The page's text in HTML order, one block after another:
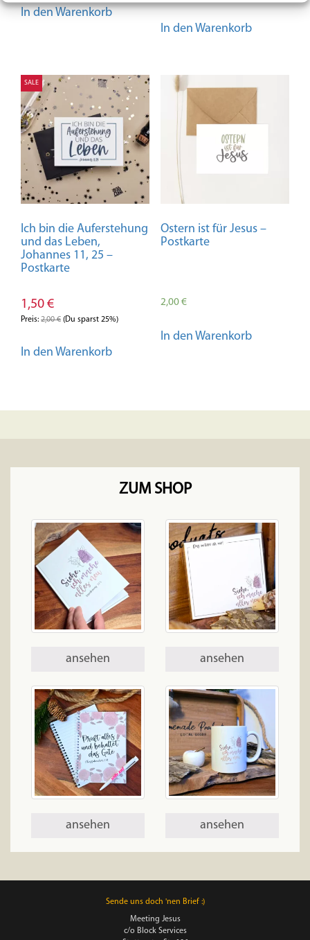
In den Warenkorb
In den Warenkorb
SALE
Ich bin die Auferstehung
und das Leben,
Johannes 11, 25 –
Postkarte
1,50 €
Preis: 2,00€ (Du sparst 25%)
In den Warenkorb
Ostern ist für Jesus –
Postkarte
2,00€
In den Warenkorb
ZUM SHOP
ansehen ansehen
ansehen ansehen
Sende uns doch 'nen Brief :)
Meeting Jesus
c/o Block Services